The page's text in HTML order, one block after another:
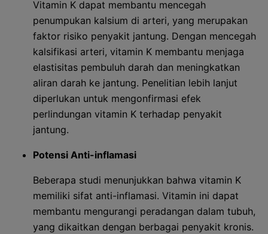
Vitamin K dapat membantu mencegah
penumpukan kalsium di arteri, yang merupakan
faktor risiko penyakit jantung. Dengan mencegah
kalsifikasi arteri, vitamin K membantu menjaga
elastisitas pembuluh darah dan meningkatkan
aliran darah ke jantung. Penelitian lebih lanjut
diperlukan untuk mengonfirmasi efek
perlindungan vitamin K terhadap penyakit
jantung.
Potensi Anti-inflamasi
Beberapa studi menunjukkan bahwa vitamin K
memiliki sifat anti-inflamasi. Vitamin ini dapat
membantu mengurangi peradangan dalam tubuh,
yang dikaitkan dengan berbagai penyakit kronis.